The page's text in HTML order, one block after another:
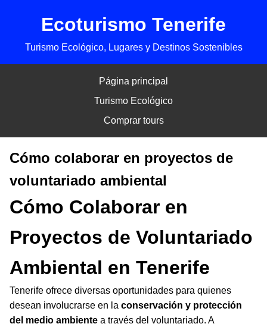
Ecoturismo Tenerife
Turismo Ecológico, Lugares y Destinos Sostenibles
Página principal
Turismo Ecológico
Comprar tours
Cómo colaborar en proyectos de
voluntariado ambiental
Cómo Colaborar en
Proyectos de Voluntariado
Ambiental en Tenerife
Tenerife ofrece diversas oportunidades para quienes
desean involucrarse en la conservación y protección
del medio ambiente a través del voluntariado. A